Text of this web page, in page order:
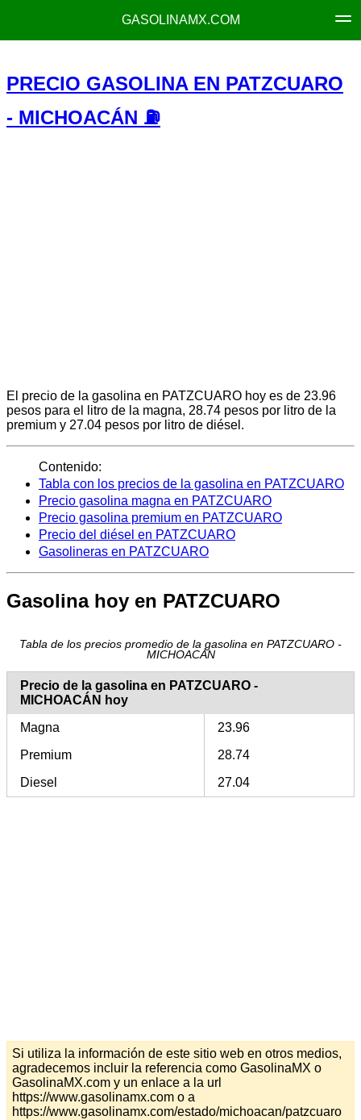
GASOLINAMX.COM
PRECIO GASOLINA EN PATZCUARO
- MICHOACÁN ⛽
El precio de la gasolina en PATZCUARO hoy es de 23.96
pesos para el litro de la magna, 28.74 pesos por litro de la
premium y 27.04 pesos por litro de diésel.
Contenido:
Tabla con los precios de la gasolina en PATZCUARO
Precio gasolina magna en PATZCUARO
Precio gasolina premium en PATZCUARO
Precio del diésel en PATZCUARO
Gasolineras en PATZCUARO
Gasolina hoy en PATZCUARO
Tabla de los precios promedio de la gasolina en PATZCUARO -
MICHOACÁN
Precio de la gasolina en PATZCUARO -
MICHOACÁN hoy
Magna
23.96
Premium
28.74
Diesel
27.04
Si utiliza la información de este sitio web en otros medios,
agradecemos incluir la referencia como GasolinaMX o
GasolinaMX.com y un enlace a la url
https://www.gasolinamx.com o a
https://www.gasolinamx.com/estado/michoacan/patzcuaro